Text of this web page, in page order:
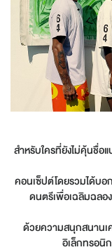
สำหรับใครที่ยังไม่คุ้นชื่อ
คอนเซ็ปต์โดยรวมได้บอ
ดนตรีเพื่อเฉลิมฉล
ด้วยความสนุกสนาน
อิเล็กทรอนิ